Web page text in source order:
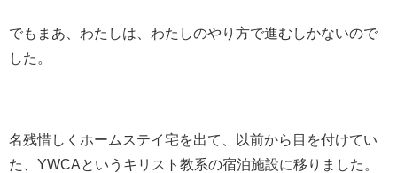
でもまあ、わたしは、わたしのやり方で進むしかないので
した。
名残惜しくホームステイ宅を出て、以前から目を付けてい
た、YWCAというキリスト教系の宿泊施設に移りました。